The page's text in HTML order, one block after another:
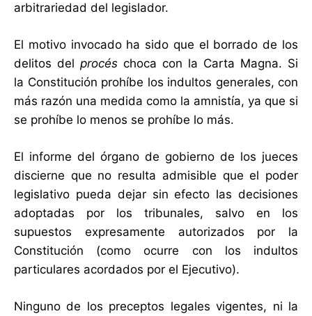
arbitrariedad del legislador.
El motivo invocado ha sido que el borrado de los
delitos del procés choca con la Carta Magna. Si
la Constitución prohíbe los indultos generales, con
más razón una medida como la amnistía, ya que si
se prohíbe lo menos se prohíbe lo más.
El informe del órgano de gobierno de los jueces
discierne que no resulta admisible que el poder
legislativo pueda dejar sin efecto las decisiones
adoptadas por los tribunales, salvo en los
supuestos expresamente autorizados por la
Constitución (como ocurre con los indultos
particulares acordados por el Ejecutivo).
Ninguno de los preceptos legales vigentes, ni la